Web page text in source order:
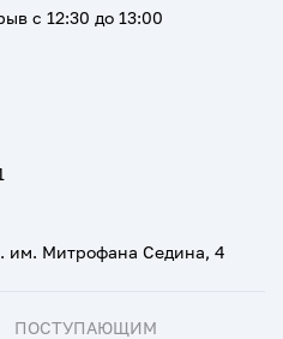
им. Митрофана Седина, 4
с 12:30 до 13:00
ПОСТУПАЮЩИМ